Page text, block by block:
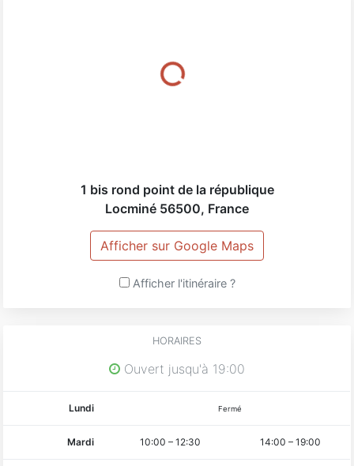
1 bis rond point de la république
Locminé 56500, France
Afficher sur Google Maps
Afficher l'itinéraire ?
HORAIRES
Ouvert jusqu'à 19:00
Lundi Fermé
Mardi 10:00 – 12:30 14:00 – 19:00